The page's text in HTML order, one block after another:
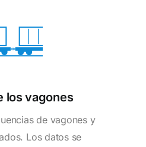
los vagones
de vagones y
Los datos se